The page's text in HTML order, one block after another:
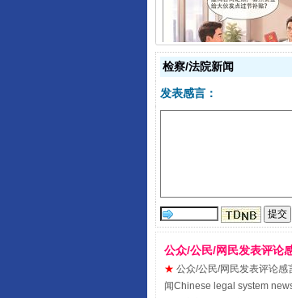
揭开“小金
受贿1.44亿！
检察/法院新闻
发表感言：
公众/公民/网民发表评论
★ 公众/公民/网民发表评论
闻Chinese legal system